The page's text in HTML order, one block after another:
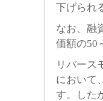
下げられ
なお、融
価額の50
リバース
において
す。した